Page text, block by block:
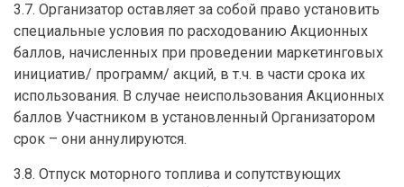
3.7. Организатор оставляет за собой право установить
специальные условия по расходованию Акционных
баллов, начисленных при проведении маркетинговых
инициатив/ программ/ акций, в т.ч. в части срока их
использования. В случае неиспользования Акционных
баллов Участником в установленный Организатором
срок – они аннулируются.
3.8. Отпуск моторного топлива и сопутствующих